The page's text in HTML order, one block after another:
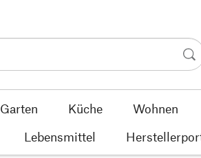
Garten Küche Wohnen
Lebensmittel